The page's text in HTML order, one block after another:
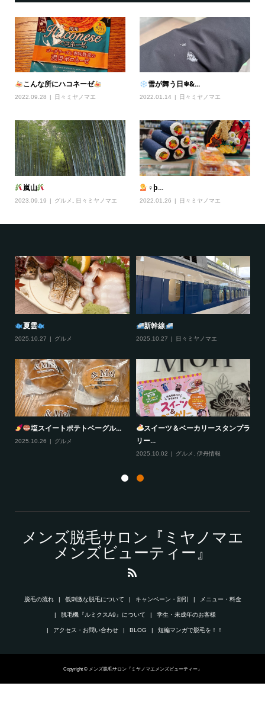
こんな所にハコネーゼ
2022.09.28 日々ミヤノマエ
雪が舞う日❄&...
2022.01.14 日々ミヤノマエ
嵐山
2023.09.19 グルメ 日々ミヤノマエ
‍♀þ...
2022.01.26 日々ミヤノマエ
夏雲
2025.10.27 グルメ
新幹線
2025.10.27 日々ミヤノマエ
塩スイートポテトベーグル...
2025.10.26 グルメ
スイーツ＆ベーカリースタンプラ
リー...
2025.10.02 グルメ 伊丹情報
メンズ脱毛サロン『ミヤノマエ
メンズビューティー』
脱毛の流れ 低刺激な脱毛について キャンペーン・割引 メニュー・料金
脱毛機『ルミクスA9』について 学生・未成年のお客様
アクセス・お問い合わせ BLOG 短編マンガで脱毛を！！
Copyright © メンズ脱毛サロン『ミヤノマエメンズビューティー』